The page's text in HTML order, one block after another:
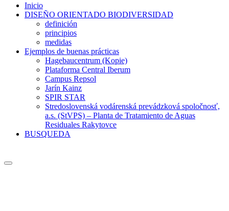
Inicio
DISEÑO ORIENTADO BIODIVERSIDAD
definición
principios
medidas
Ejemplos de buenas prácticas
Hagebaucentrum (Kopie)
Plataforma Central Iberum
Campus Repsol
Jarín Kainz
SPIR STAR
Stredoslovenská vodárenská prevádzková spoločnosť,
a.s. (StVPS) – Planta de Tratamiento de Aguas
Residuales Rakytovce
BUSQUEDA